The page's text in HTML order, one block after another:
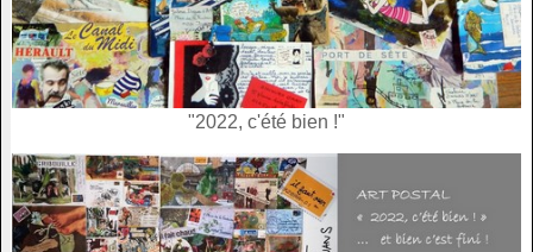
"2022, c'été bien !"